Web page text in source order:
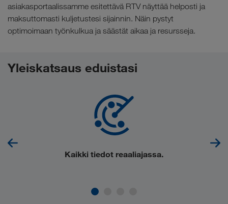
asiakasportaalissamme esitettävä RTV näyttää helposti ja
maksuttomasti kuljetustesi sijainnin. Näin pystyt
optimoimaan työnkulkua ja säästät aikaa ja resursseja.
Yleiskatsaus eduistasi
Kaikki tiedot reaaliajassa.